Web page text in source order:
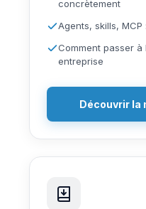
concrètement
Agents, skills,
Comment passer
entreprise
Découvrir